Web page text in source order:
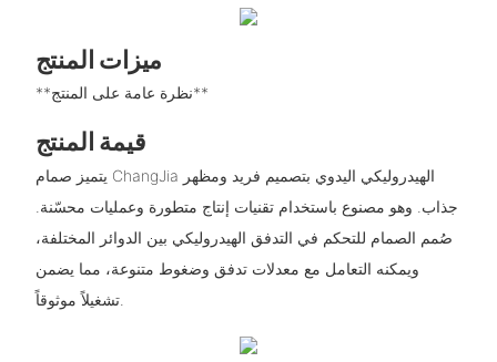
ميزات المنتج
**نظرة عامة على المنتج**
قيمة المنتج
يتميز صمام ChangJia الهيدروليكي اليدوي بتصميم فريد ومظهر
جذاب. وهو مصنوع باستخدام تقنيات إنتاج متطورة وعمليات محسّنة.
صُمم الصمام للتحكم في التدفق الهيدروليكي بين الدوائر المختلفة،
ويمكنه التعامل مع معدلات تدفق وضغوط متنوعة، مما يضمن
تشغيلاً موثوقاً.